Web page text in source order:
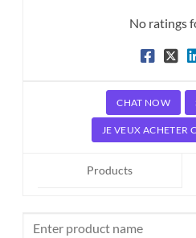
No ratings
CHAT NOW
JE VEUX ACHETER
Products